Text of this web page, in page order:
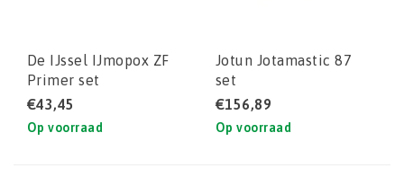
De IJssel IJmopox ZF
Primer set
€43,45
Op voorraad
Jotun Jotamastic 87
set
€156,89
Op voorraad